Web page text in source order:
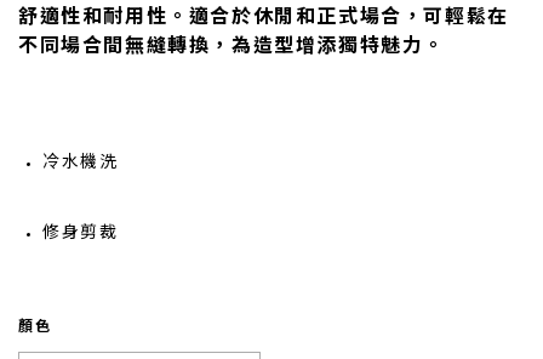
舒適性和耐用性。適合於休閒和正式場合，可輕鬆在
不同場合間無縫轉換，為造型增添獨特魅力。
冷水機洗
修身剪裁
顏色